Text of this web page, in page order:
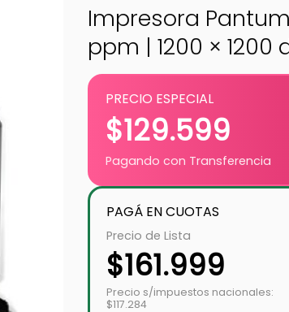
Impresora
ppm | 1200 ×
PRECIO ESPECIAL
$129.599
Pagando con Transferencia
PAGÁ EN CUOTAS
Precio de Lista
$161.999
Precio s/impuestos nacionales:
$117.284